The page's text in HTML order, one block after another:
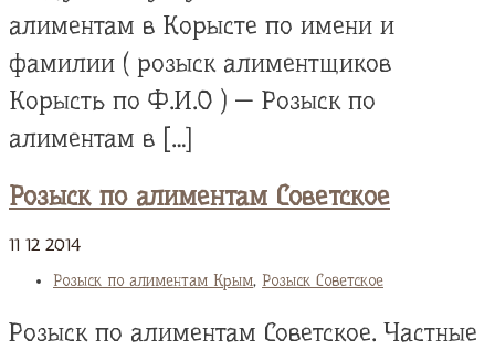
алиментам в Корысте по имени и
фамилии ( розыск алиментщиков
Корысть по Ф.И.О ) — Розыск по
алиментам в […]
Розыск по алиментам Советское
11 12 2014
Розыск по алиментам Крым, Розыск Советское
Розыск по алиментам Советское. Частные